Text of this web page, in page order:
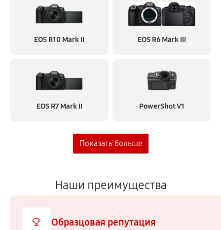
EOS R10 Mark II EOS R6 Mark III
EOS R7 Mark II PowerShot V1
Наши преимущества
Образцовая репутация